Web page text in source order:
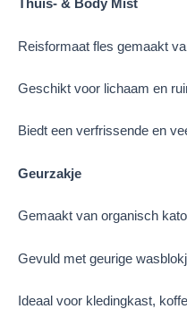
Thuis- & Body Mist
Reisformaat fles gemaakt
Geschikt voor lichaam en
Biedt een verfrissende en
Geurzakje
Gemaakt van organisch
Gevuld met geurige
Ideaal voor kledingkast,